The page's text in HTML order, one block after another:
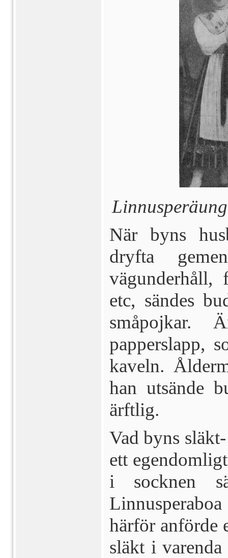
När byns
dryfta
vägunderhåll,
etc, sändes
småpojkar.
papperslapp,
kaveln.
han utsände
ärftlig.
Vad byns
ett
i socknen
härför an­förde
släkt i